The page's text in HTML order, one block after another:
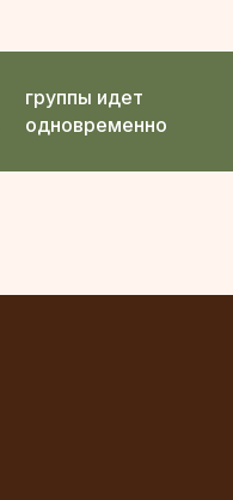
группы идет
одновременно